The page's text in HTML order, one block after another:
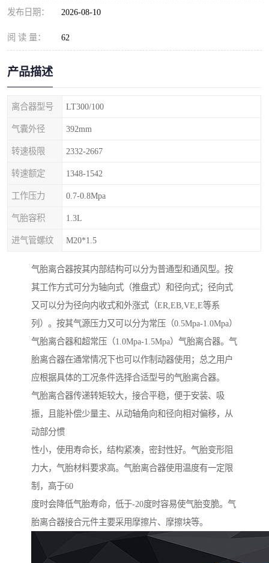
发布日期： 2026-08-10
阅 读 量： 62
产品描述
离合器型号 LT300/100
气囊外径 392mm
转速极限 2332-2667
转速额定 1348-1542
工作压力 0.7-0.8Mpa
气胎容积 1.3L
进气管螺纹 M20*1.5
气胎离合器按其内部结构可以分为普通型和通风型。按
其工作方式可分为轴向式（推盘式）和径向式；径向式
又可以分为径向内收式和外涨式（ER,EB,VE,E等系
列）。按其气源压力又可以分为常压（0.5Mpa-1.0Mpa）
气胎离合器和超常压（1.0Mpa-1.5Mpa）气胎离合器。气
胎离合器在通常情况下也可以作制动器使用；总之用户
应根据具体的工况条件选择合适型号的气胎离合器。
气胎离合器传递转矩较大，接合平稳，便于安装、吸
振，且能补偿少量主、从动轴角向和径向相对偏移，从
动部分惯
性小，使用寿命长，结构紧凑，密封性好。气胎变形阻
力大，气胎材料要求高。气胎离合器使用温度有一定限
制，高于60
度时会降低气胎寿命，低于-20度时容易使气胎变脆。气
胎离合器接合元件主要采用摩擦片、摩擦块等。